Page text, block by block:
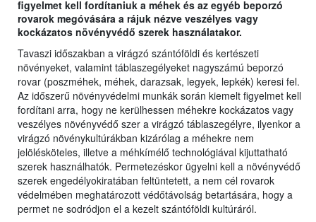
figyelmet kell fordítaniuk a méhek és az egyéb beporzó
rovarok megóvására a rájuk nézve veszélyes vagy
kockázatos növényvédő szerek használatakor.
Tavaszi időszakban a virágzó szántóföldi és kertészeti
növényeket, valamint táblaszegélyeket nagyszámú beporzó
rovar (poszméhek, méhek, darazsak, legyek, lepkék) keresi fel.
Az időszerű növényvédelmi munkák során kiemelt figyelmet kell
fordítani arra, hogy ne kerülhessen méhekre kockázatos vagy
veszélyes növényvédő szer a virágzó táblaszegélyre, ilyenkor a
virágzó növénykultúrákban kizárólag a méhekre nem
jelölésköteles, illetve a méhkímélő technológiával kijuttatható
szerek használhatók. Permetezéskor ügyelni kell a növényvédő
szerek engedélyokiratában feltüntetett, a nem cél rovarok
védelmében meghatározott védőtávolság betartására, hogy a
permet ne sodródjon el a kezelt szántóföldi kultúráról.